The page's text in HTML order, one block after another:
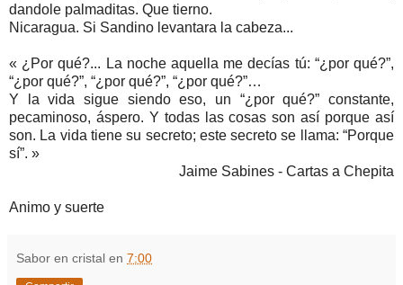
dandole palmaditas. Que tierno.
Nicaragua. Si Sandino levantara la cabeza...
« ¿Por qué?... La noche aquella me decías tú: “¿por qué?”,
“¿por qué?”, “¿por qué?”, “¿por qué?”…
Y la vida sigue siendo eso, un “¿por qué?” constante,
pecaminoso, áspero. Y todas las cosas son así porque así
son. La vida tiene su secreto; este secreto se llama: “Porque
sí”. »
Jaime Sabines - Cartas a Chepita
Animo y suerte
Sabor en cristal en 7:00